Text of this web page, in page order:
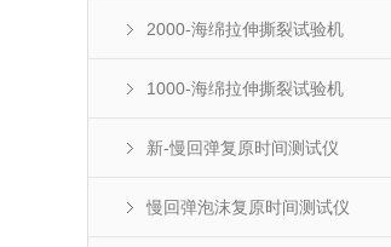
2000-海绵拉伸撕裂试验机
1000-海绵拉伸撕裂试验机
新-慢回弹复原时间测试仪
慢回弹泡沫复原时间测试仪